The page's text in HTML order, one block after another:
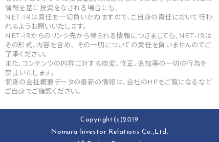
情報を基に投資をなされる場合にも、
NET-IRは責任を一切負いかねますので、ご自身の責任において行わ
れるようお願いいたします。
NET-IRからのリンク先から得られる情報につきましても、NET-IRは
その形式、内容を含め、 その一切についての責任を負いませんのでご
了承ください。
また、コンテンツの内容に対する改変、修正、追加等の一切の行為を
禁止いたします。
個別の会社概要データの最新の情報は、会社のHPをご覧になるなど
ご自身でご確認ください。
Copyright(c)2019
Nomura lnvestor Relations Co.,Ltd.